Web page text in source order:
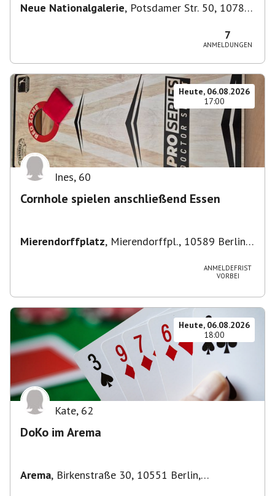
Neue Nationalgalerie, Potsdamer Str. 50, 10785
7
ANMELDUNGEN
Heute, 06.08.2026
17:00
Ines, 60
Cornhole spielen anschließend Essen
Mierendorffplatz, Mierendorffpl., 10589 Berlin-
ANMELDEFRIST
VORBEI
Heute, 06.08.2026
18:00
Kate, 62
DoKo im Arema
Arema, Birkenstraße 30, 10551 Berlin,